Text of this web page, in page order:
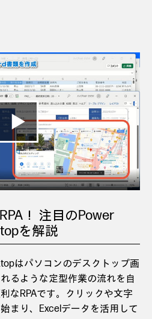
！ 注目のPower
を解説
はパソコンのデスクトップ画
るような定型作業の流れを自
なRPAです。クリックや文字
まり、Excelデータを活用して